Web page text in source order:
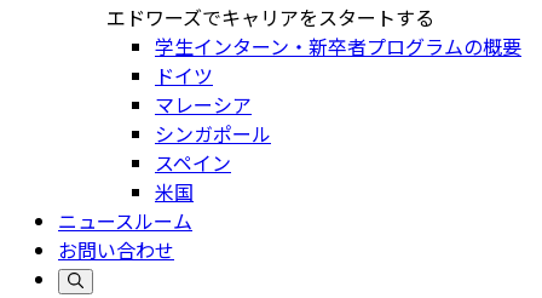
エドワーズでキャリアをスタートする
学生インターン・新卒者プログラムの概要
ドイツ
マレーシア
シンガポール
スペイン
米国
ニュースルーム
お問い合わせ